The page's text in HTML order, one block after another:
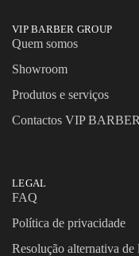
VIP BARBER GROUP
Quem somos
Showroom
Produtos e serviços
Contactos VIP
LEGAL
FAQ
Política de privacidade
Resolução alternativa